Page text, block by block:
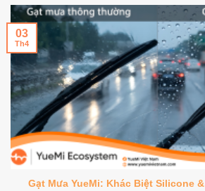
Gạt Mưa YueMi: Khác Biệt Silicone
03
Th4